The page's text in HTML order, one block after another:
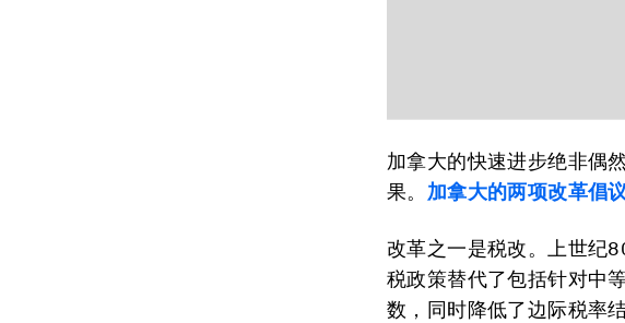
加拿大的快速进步绝非偶
果。 加拿大的两项改革倡议
改革之一是税改。上世纪
税政策替代了包括针对中
数，同时降低了边际税率